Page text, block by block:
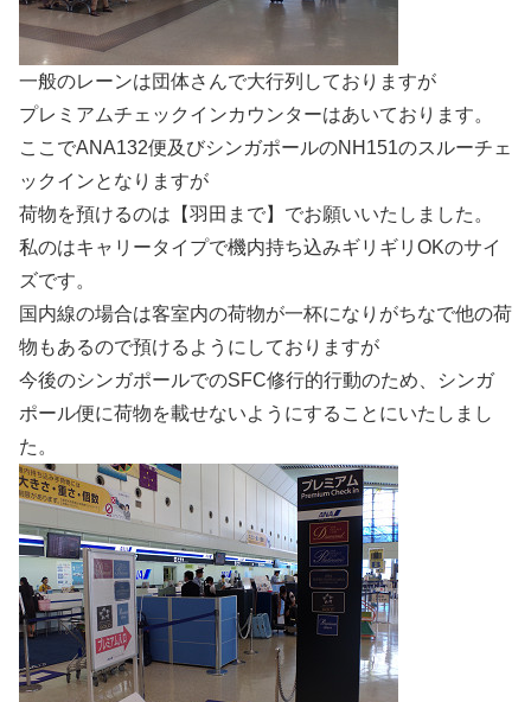
一般のレーンは団体さんで大行列しておりますが
プレミアムチェックインカウンターはあいております。
ここでANA132便及びシンガポールのNH151のスルーチェ
ックインとなりますが
荷物を預けるのは【羽田まで】でお願いいたしました。
私のはキャリータイプで機内持ち込みギリギリOKのサイ
ズです。
国内線の場合は客室内の荷物が一杯になりがちなで他の荷
物もあるので預けるようにしておりますが
今後のシンガポールでのSFC修行的行動のため、シンガ
ポール便に荷物を載せないようにすることにいたしまし
た。